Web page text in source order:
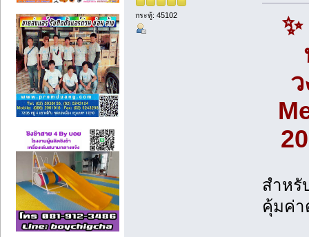
กระทู้: 45102
สำหรั
คุ้มค่า